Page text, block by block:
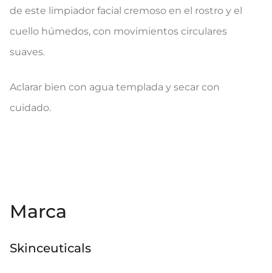
de este limpiador facial cremoso en el rostro y el
cuello húmedos, con movimientos circulares
suaves.
Aclarar bien con agua templada y secar con
cuidado.
Marca
Skinceuticals